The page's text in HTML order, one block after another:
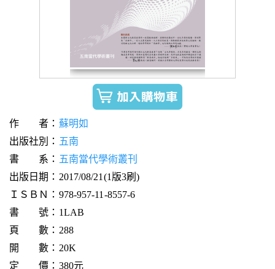
作 者： 蘇明如
出版社別： 五南
書 系： 五南當代學術叢刊
出版日期：2017/08/21(1版3刷)
ＩＳＢＮ：978-957-11-8557-6
書 號：1LAB
頁 數：288
開 數：20K
定 價：380元